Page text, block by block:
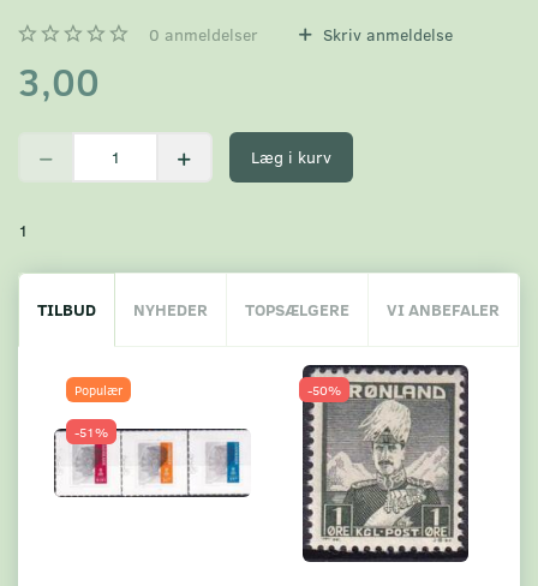
0 anmeldelser Skriv anmeldelse
3,00
Læg i kurv
1
TILBUD NYHEDER TOPSÆLGERE VI ANBEFALER
Populær
-51%
-50%